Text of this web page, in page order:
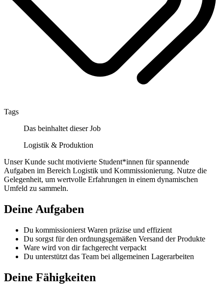
Tags
Das beinhaltet dieser Job
Logistik & Produktion
Unser Kunde sucht motivierte Student*innen für spannende
Aufgaben im Bereich Logistik und Kommissionierung. Nutze die
Gelegenheit, um wertvolle Erfahrungen in einem dynamischen
Umfeld zu sammeln.
Deine Aufgaben
Du kommissionierst Waren präzise und effizient
Du sorgst für den ordnungsgemäßen Versand der Produkte
Ware wird von dir fachgerecht verpackt
Du unterstützt das Team bei allgemeinen Lagerarbeiten
Deine Fähigkeiten